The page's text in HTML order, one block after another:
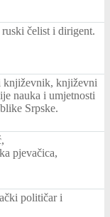
čelist i dirigent.
književnik, književni
nauka i umjetnosti
Srpske.
pjevačica,
političar i